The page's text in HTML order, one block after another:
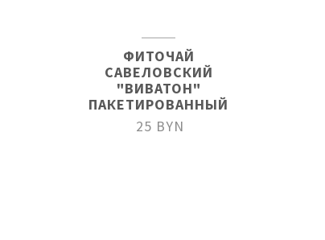
ФИТОЧАЙ
САВЕЛОВСКИЙ
"ВИВАТОН"
ПАКЕТИРОВАННЫЙ
25 BYN